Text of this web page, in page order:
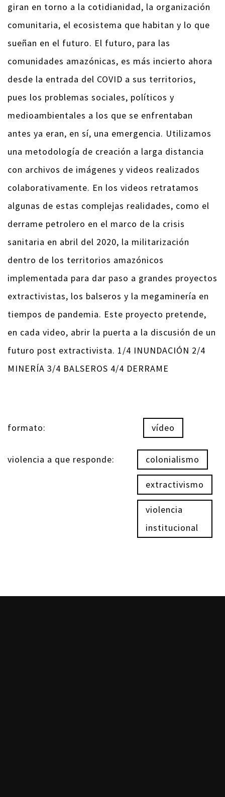
giran en torno a la cotidianidad, la organización
comunitaria, el ecosistema que habitan y lo que
sueñan en el futuro. El futuro, para las
comunidades amazónicas, es más incierto ahora
desde la entrada del COVID a sus territorios,
pues los problemas sociales, políticos y
medioambientales a los que se enfrentaban
antes ya eran, en sí, una emergencia. Utilizamos
una metodología de creación a larga distancia
con archivos de imágenes y videos realizados
colaborativamente. En los videos retratamos
algunas de estas complejas realidades, como el
derrame petrolero en el marco de la crisis
sanitaria en abril del 2020, la militarización
dentro de los territorios amazónicos
implementada para dar paso a grandes proyectos
extractivistas, los balseros y la megaminería en
tiempos de pandemia. Este proyecto pretende,
en cada video, abrir la puerta a la discusión de un
futuro post extractivista. 1/4 INUNDACIÓN 2/4
MINERÍA 3/4 BALSEROS 4/4 DERRAME
formato: vídeo
violencia a que responde: colonialismo
extractivismo
violencia
institucional